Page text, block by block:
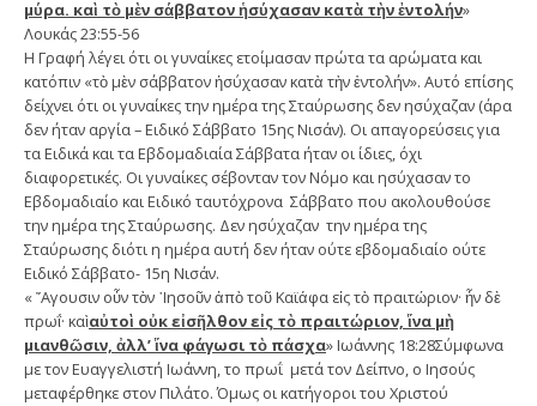
μύρα. καὶ τὸ μὲν σάββατον ἡσύχασαν κατὰ τὴν ἐντολήν»
Λουκάς 23:55-56
Η Γραφή λέγει ότι οι γυναίκες ετοίμασαν πρώτα τα αρώματα και
κατόπιν «τὸ μὲν σάββατον ἡσύχασαν κατὰ τὴν ἐντολήν». Αυτό επίσης
δείχνει ότι οι γυναίκες την ημέρα της Σταύρωσης δεν ησύχαζαν (άρα
δεν ήταν αργία – Ειδικό Σάββατο 15ης Νισάν). Οι απαγορεύσεις για
τα Ειδικά και τα Εβδομαδιαία Σάββατα ήταν οι ίδιες, όχι
διαφορετικές. Οι γυναίκες σέβονταν τον Νόμο και ησύχασαν το
Εβδομαδιαίο και Ειδικό ταυτόχρονα Σάββατο που ακολουθούσε
την ημέρα της Σταύρωσης. Δεν ησύχαζαν την ημέρα της
Σταύρωσης διότι η ημέρα αυτή δεν ήταν ούτε εβδομαδιαίο ούτε
Ειδικό Σάββατο- 15η Νισάν.
« ῎Αγουσιν οὖν τὸν ᾿Ιησοῦν ἀπὸ τοῦ Καϊάφα εἰς τὸ πραιτώριον· ἦν δὲ
πρωΐ· καὶαὐτοὶ οὐκ εἰσῆλθον εἰς τὸ πραιτώριον, ἵνα μὴ
μιανθῶσιν, ἀλλ’ ἵνα φάγωσι τὸ πάσχα» Ιωάννης 18:28Σύμφωνα
με τον Ευαγγελιστή Ιωάννη, το πρωΐ μετά τον Δείπνο, ο Ιησούς
μεταφέρθηκε στον Πιλάτο. Όμως οι κατήγοροι του Χριστού